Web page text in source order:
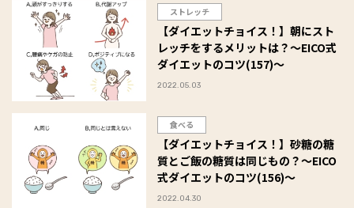
ストレッチ
【ダイエットチョイス！】朝にスト
レッチをするメリットは？～EICO式
ダイエットのコツ(157)～
2022.05.03
食べる
【ダイエットチョイス！】砂糖の糖
質とご飯の糖質は同じもの？～EICO
式ダイエットのコツ(156)～
2022.04.30